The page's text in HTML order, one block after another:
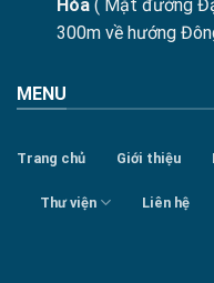
Hóa ( Mặt đường
300m về hướng
MENU
Trang chủ Giới thiệu
Thư viện Liên hệ